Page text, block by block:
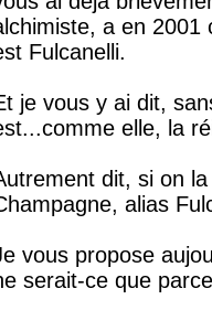
a en 2001
Fulcanelli.
je vous y ai dit,
elle, la
dit, si on
alias
vous propose
serait-ce que